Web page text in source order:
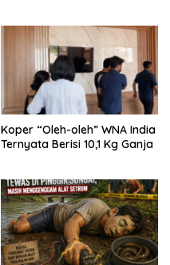
Koper “Oleh-oleh” WNA India
Ternyata Berisi 10,1 Kg Ganja